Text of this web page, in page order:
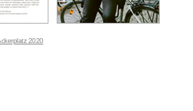
2020